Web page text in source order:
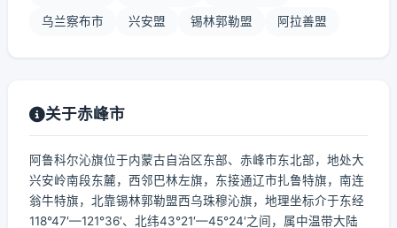
乌兰察布市 兴安盟 锡林郭勒盟 阿拉善盟
关于赤峰市
阿鲁科尔沁旗位于内蒙古自治区东部、赤峰市东北部，地处大
兴安岭南段东麓，西邻巴林左旗，东接通辽市扎鲁特旗，南连
翁牛特旗，北靠锡林郭勒盟西乌珠穆沁旗，地理坐标介于东经
118°47′—121°36′、北纬43°21′—45°24′之间，属中温带大陆